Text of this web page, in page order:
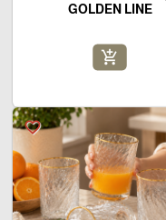
GOLDEN LINE
add_shopping_cart
favorite_border